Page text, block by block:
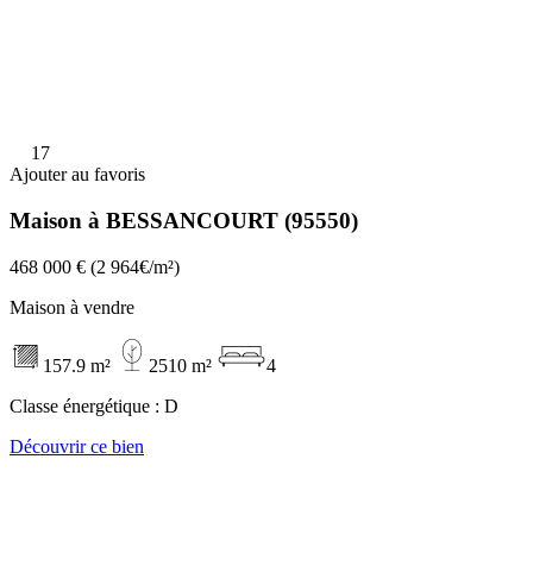
17
Ajouter au favoris
Maison à BESSANCOURT (95550)
468 000 € (2 964€/m²)
Maison à vendre
157.9 m² 2510 m²
4
Classe énergétique : D
Découvrir ce bien